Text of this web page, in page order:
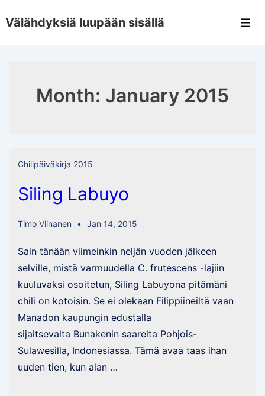
Skip
Välähdyksiä luupään sisällä
Month: January 2015
Chilipäiväkirja 2015
Siling Labuyo
Timo Viinanen Jan 14, 2015
Sain tänään viimeinkin neljän vuoden jälkeen
selville, mistä varmuudella C. frutescens -lajiin
kuuluvaksi osoitetun, Siling Labuyona pitämäni
chili on kotoisin. Se ei olekaan Filippiineiltä vaan
Manadon kaupungin edustalla
sijaitsevalta Bunakenin saarelta Pohjois-
Sulawesilla, Indonesiassa. Tämä avaa taas ihan
uuden tien, kun alan …